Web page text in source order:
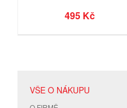
495 Kč
VŠE O NÁKUPU